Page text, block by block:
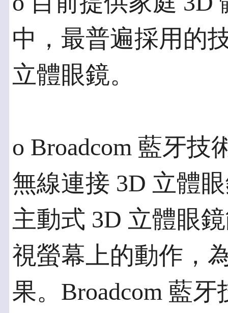
中，最普遍採用的
立體眼鏡。
o Broadcom 藍牙
無線連接 3D 立體
主動式 3D 立體眼
視螢幕上的動作，
果。Broadcom 藍